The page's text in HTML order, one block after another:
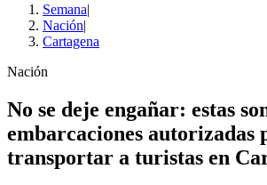
Semana|
Nación|
Cartagena
Nación
No se deje engañar: estas
embarcaciones autorizadas
transportar a turistas en